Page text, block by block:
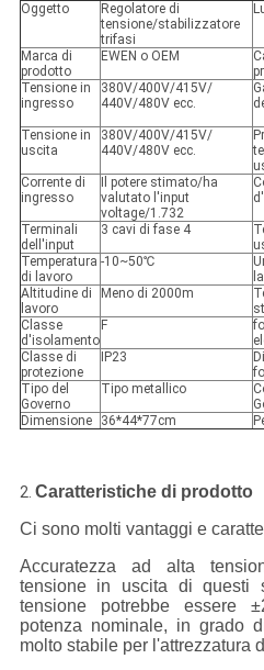
Oggetto
Regolatore di
tensione/stabilizzatore
trifasi
Marca di
prodotto
EWEN o OEM
Tensione in
ingresso
380V/400V/415V/
440V/480V ecc.
Tensione in
uscita
380V/400V/415V/
440V/480V ecc.
Corrente di
ingresso
Il potere stimato/ha
valutato l'input
voltage/1.732
Terminali
dell'input
3 cavi di fase 4
Temperatura
di lavoro
-10~50℃
Altitudine di
lavoro
Meno di 2000m
Classe
d'isolamento
F
Classe di
protezione
IP23
Tipo del
Governo
Tipo metallico
Dimensione
36*44*77cm
2. Caratteristiche di prodotto
Ci sono molti vantaggi e
Accuratezza ad alta
tensione in uscita di questi
tensione potrebbe essere
potenza nominale, in grado
molto stabile per l'attrezzatura